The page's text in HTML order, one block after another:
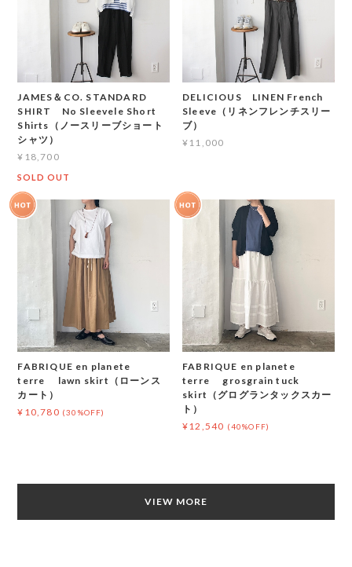
JAMES＆CO. STANDARD
SHIRT No Sleevele Short
Shirts（ノースリーブショート
シャツ）
¥18,700
SOLD OUT
DELICIOUS LINEN French
Sleeve（リネンフレンチスリー
ブ）
¥11,000
FABRIQUE en planete
terre lawn skirt（ローンス
カート）
¥10,780 (30%OFF)
FABRIQUE en planete
terre grosgrain tuck
skirt（グログランタックスカー
ト）
¥12,540 (40%OFF)
VIEW MORE